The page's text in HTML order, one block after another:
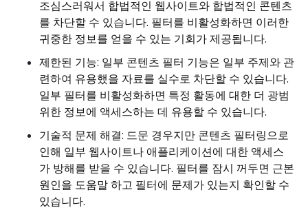
조심스러워서 합법적인 웹사이트와 합법적인 콘텐츠
를 차단할 수 있습니다. 필터를 비활성화하면 이러한
귀중한 정보를 얻을 수 있는 기회가 제공됩니다.
제한된 기능: 일부 콘텐츠 필터 기능은 일부 주제와 관
련하여 유용했을 자료를 실수로 차단할 수 있습니다.
일부 필터를 비활성화하면 특정 활동에 대한 더 광범
위한 정보에 액세스하는 데 유용할 수 있습니다.
기술적 문제 해결: 드문 경우지만 콘텐츠 필터링으로
인해 일부 웹사이트나 애플리케이션에 대한 액세스
가 방해를 받을 수 있습니다. 필터를 잠시 꺼두면 근본
원인을 도움말 하고 필터에 문제가 있는지 확인할 수
있습니다.